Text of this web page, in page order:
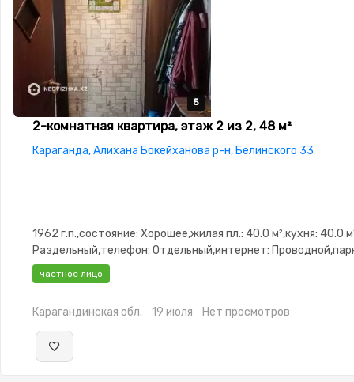
5
5
5
5
5
2-комнатная квартира, этаж 2 из 2, 48 м²
Караганда, Алихана Бокейханова р-н, Белинского 33
1962 г.п.,состояние: Хорошее,жилая пл.: 40.0 м²,кухня: 40.0
Раздельный,телефон: Отдельный,интернет:
Паркинг,Домофон,Тихий двор
частное лицо
Карагандинская обл. 19 июля Нет просмотров